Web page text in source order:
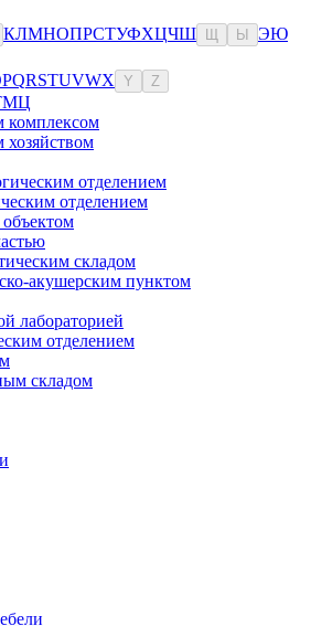
КЛМНОПРСТУФХЦЧШ Ы ЭЮ
PQRSTUVWX Y Z
комплексом
отделением
отделением
складом
акушерским пунктом
лабораторией
отделением
складом